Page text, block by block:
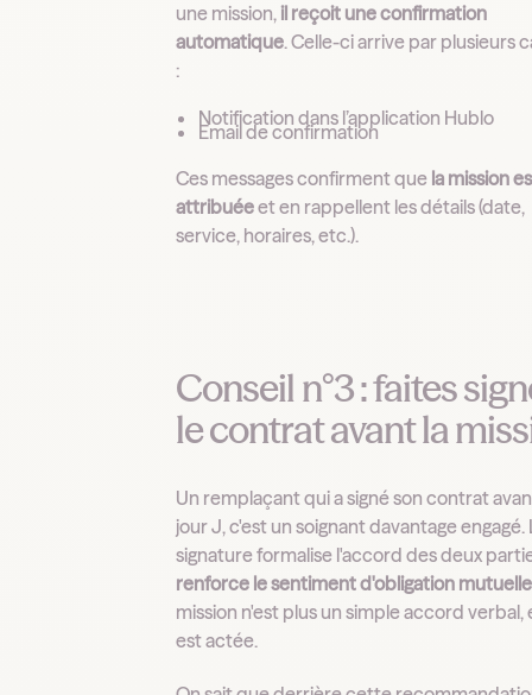
une mission, il reçoit une confirmation
automatique. Celle-ci arrive par plusieurs
:
Notification dans l’application Hublo
Email de confirmation
Ces messages confirment que la mission
attribuéeet en rappellent les détails (date,
service, horaires, etc.).
Conseil n°3 : faites
le contrat avant la
Un remplaçant qui a signé son contrat
jour J, c'est un soignant davantage engagé.
signature formalise l'accord des deux
renforce le sentiment d'obligation mutuelle
mission n'est plus un simple accord verbal,
est actée.